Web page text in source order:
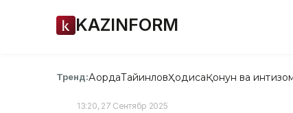
KAZINFORM
Тренд:АқордаТайинловҲодисаҚонун ва
13:20, 27 Сентябр 2025